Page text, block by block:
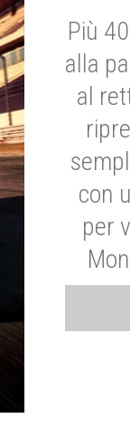
Più
alla
al
con
per